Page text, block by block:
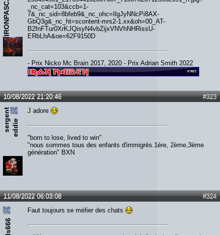
IRONPASCAL
- Prix Nicko Mc Brain 2017, 2020 - Prix Adrian Smith 2022
#323
10/08/2022 21:20:46
s
e
rg
e
n
t
e
d
d
ie
J adore
"born to lose, lived to win"
"nous sommes tous des enfants d'immigrés.1ère, 2ème,3ème
génération" BXN
#324
11/08/2022 06:03:08
Faut toujours se méfier des chats